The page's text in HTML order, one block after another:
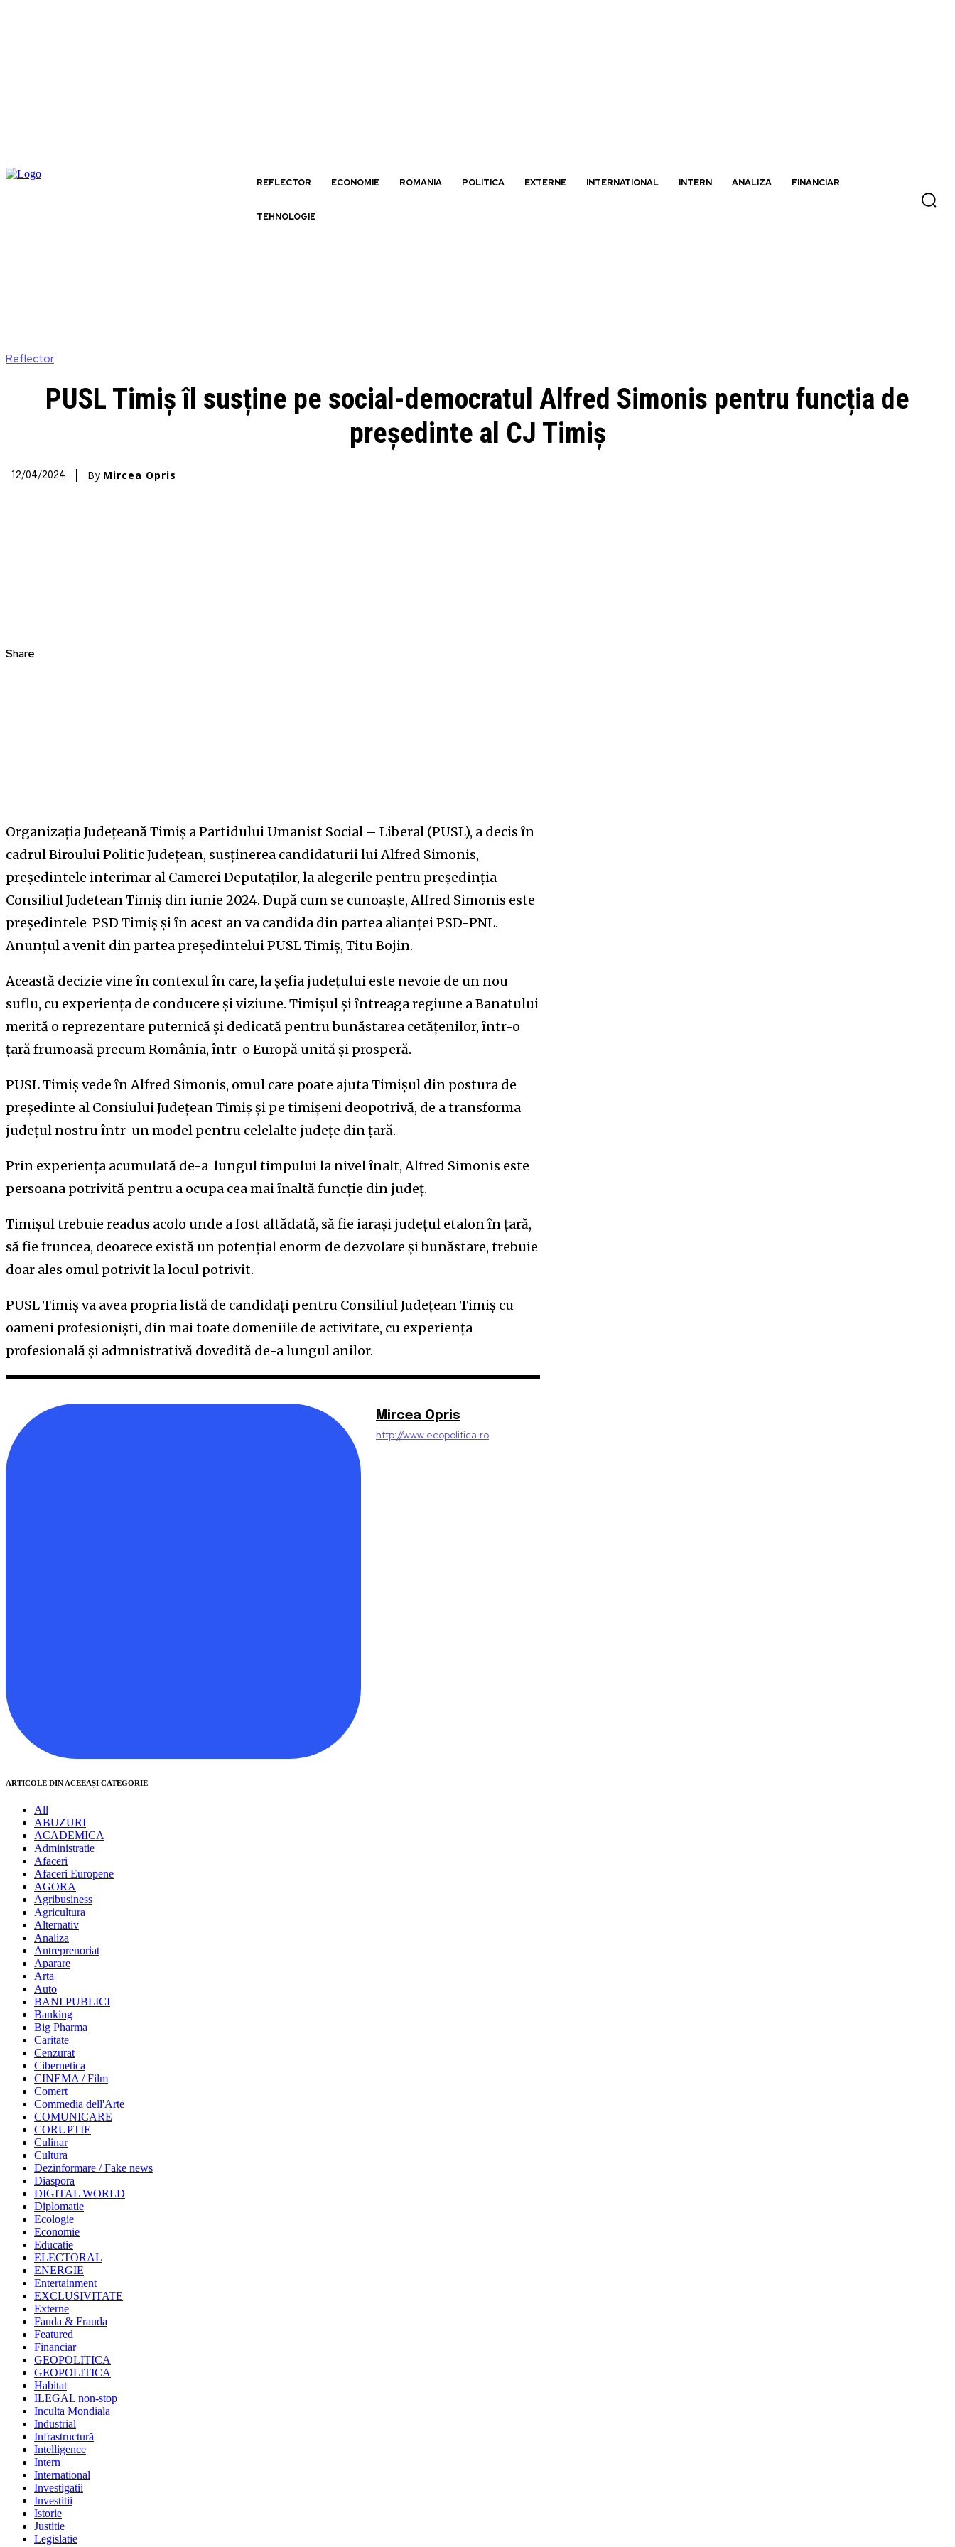
REFLECTOR ECONOMIE ROMANIA POLITICA EXTERNE INTERNATIONAL INTERN ANALIZA FINANCIAR
TEHNOLOGIE
Reflector
PUSL Timiș îl susține pe social-democratul Alfred Simonis pentru funcția de
președinte al CJ Timiș
12/04/2024 By Mircea Opris
Share
Organizaţia Judeţeană Timiș a Partidului Umanist Social – Liberal (PUSL), a decis în
cadrul Biroului Politic Judeţean, susţinerea candidaturii lui Alfred Simonis,
preşedintele interimar al Camerei Deputaților, la alegerile pentru președinția
Consiliul Judetean Timiș din iunie 2024. După cum se cunoaște, Alfred Simonis este
președintele PSD Timiș și în acest an va candida din partea alianței PSD-PNL.
Anunțul a venit din partea președintelui PUSL Timiș, Titu Bojin.
Această decizie vine în contexul în care, la șefia județului este nevoie de un nou
suflu, cu experiența de conducere și viziune. Timișul şi întreaga regiune a Banatului
merită o reprezentare puternică şi dedicată pentru bunăstarea cetățenilor, într-o
țară frumoasă precum România, într-o Europă unită și prosperă.
PUSL Timiș vede în Alfred Simonis, omul care poate ajuta Timișul din postura de
președinte al Consiului Județean Timiș și pe timișeni deopotrivă, de a transforma
județul nostru într-un model pentru celelalte județe din țară.
Prin experiența acumulată de-a lungul timpului la nivel înalt, Alfred Simonis este
persoana potrivită pentru a ocupa cea mai înaltă funcție din județ.
Timișul trebuie readus acolo unde a fost altădată, să fie iarași județul etalon în țară,
să fie fruncea, deoarece există un potențial enorm de dezvolare și bunăstare, trebuie
doar ales omul potrivit la locul potrivit.
PUSL Timiș va avea propria listă de candidați pentru Consiliul Județean Timiș cu
oameni profesioniști, din mai toate domeniile de activitate, cu experiența
profesională și admnistrativă dovedită de-a lungul anilor.
Mircea Opris
http://www.ecopolitica.ro
ARTICOLE DIN ACEEAȘI CATEGORIE
All
ABUZURI
ACADEMICA
Administratie
Afaceri
Afaceri Europene
AGORA
Agribusiness
Agricultura
Alternativ
Analiza
Antreprenoriat
Aparare
Arta
Auto
BANI PUBLICI
Banking
Big Pharma
Caritate
Cenzurat
Cibernetica
CINEMA / Film
Comert
Commedia dell'Arte
COMUNICARE
CORUPTIE
Culinar
Cultura
Dezinformare / Fake news
Diaspora
DIGITAL WORLD
Diplomatie
Ecologie
Economie
Educatie
ELECTORAL
ENERGIE
Entertainment
EXCLUSIVITATE
Externe
Fauda & Frauda
Featured
Financiar
GEOPOLITICA
GEOPOLITICA
Habitat
ILEGAL non-stop
Inculta Mondiala
Industrial
Infrastructură
Intelligence
Intern
International
Investigatii
Investitii
Istorie
Justitie
Legislatie